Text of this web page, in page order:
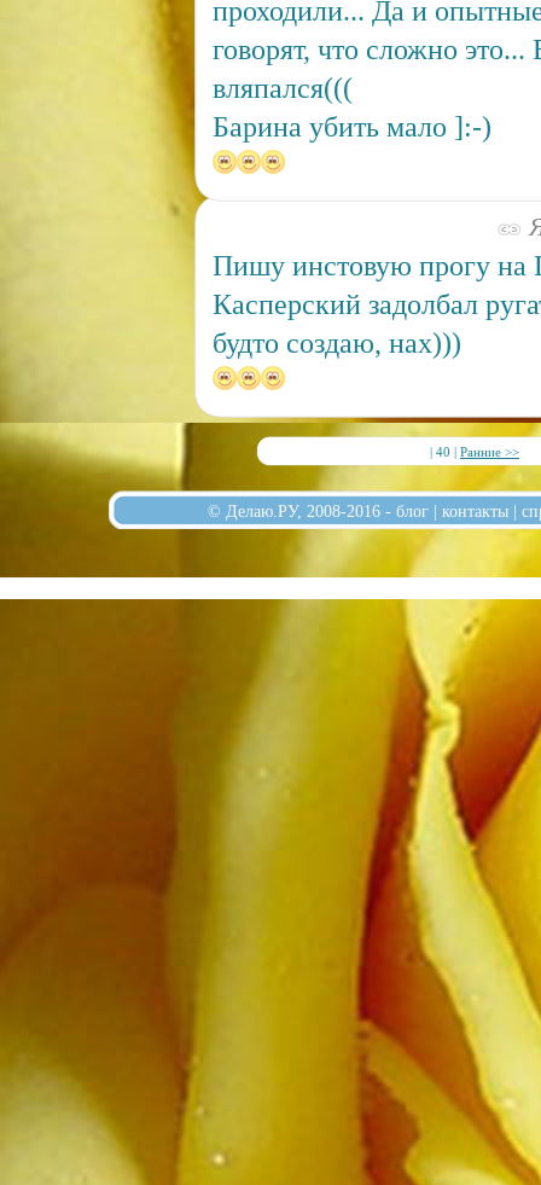
проходили... Да и
говорят, что сложно это...
вляпался(((
Барина убить мало ]:-)
Пишу инстовую прогу на
Касперский задолбал
будто создаю, нах)))
| 40 | Ранние >>
© Делаю.РУ, 2008-2016 - блог | контакты |